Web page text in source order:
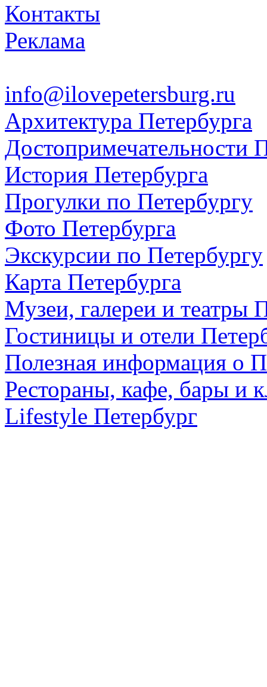
Контакты
Реклама
info@ilovepetersburg.ru
Архитектура Петербурга
Достопримечательности
История Петербурга
Прогулки по Петербургу
Фото Петербурга
Экскурсии по Петербургу
Карта Петербурга
Музеи, галереи и театры
Гостиницы и отели
Полезная информация о
Рестораны, кафе, бары и
Lifestyle Петербург